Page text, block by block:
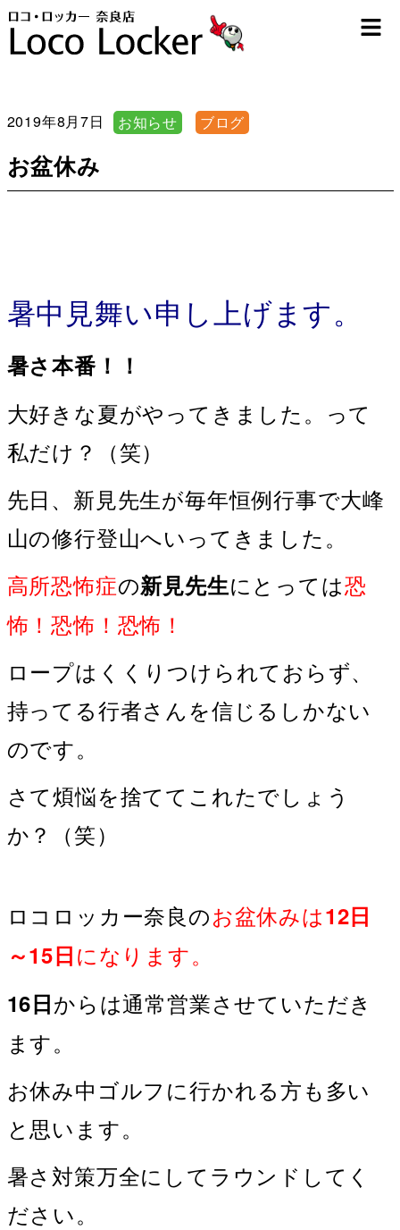
2019年8月7日 お知らせ ブログ
お盆休み
暑中見舞い申し上げます。
暑さ本番！！
大好きな夏がやってきました。って
私だけ？（笑）
先日、新見先生が毎年恒例行事で大峰
山の修行登山へいってきました。
高所恐怖症の新見先生にとっては恐
怖！恐怖！恐怖！
ロープはくくりつけられておらず、
持ってる行者さんを信じるしかない
のです。
さて煩悩を捨ててこれたでしょう
か？（笑）
ロコロッカー奈良のお盆休みは12日
～15日になります。
16日からは通常営業させていただき
ます。
お休み中ゴルフに行かれる方も多い
と思います。
暑さ対策万全にしてラウンドしてく
ださい。